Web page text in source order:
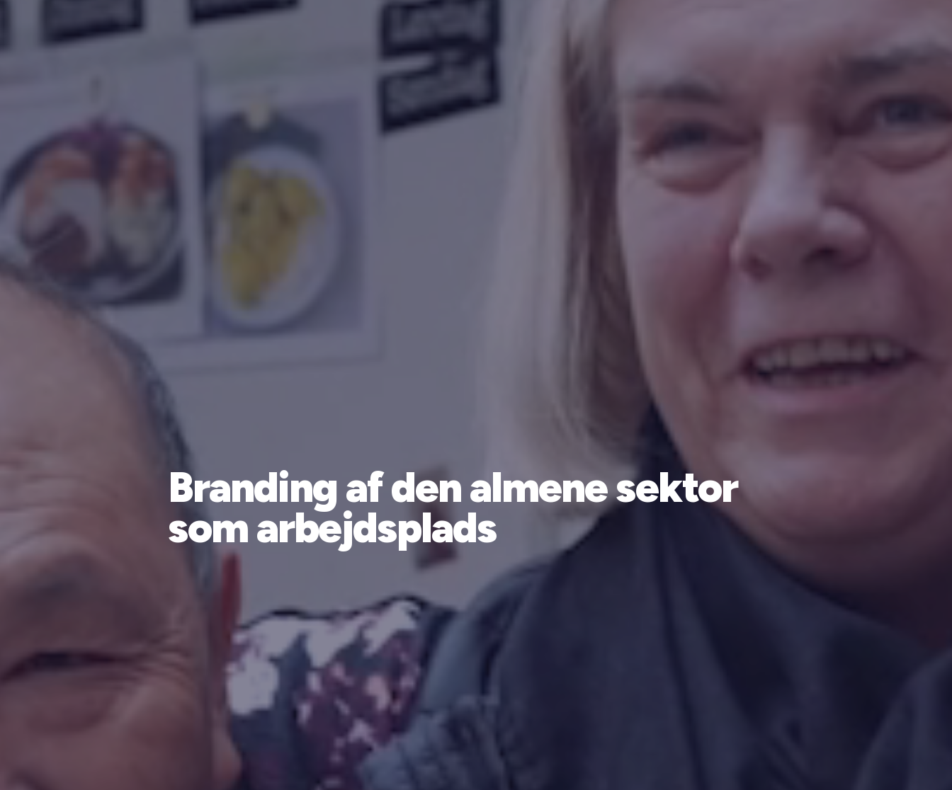
Branding af den almene sektor
som arbejdsplads